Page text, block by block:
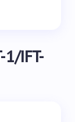
1/IFT-